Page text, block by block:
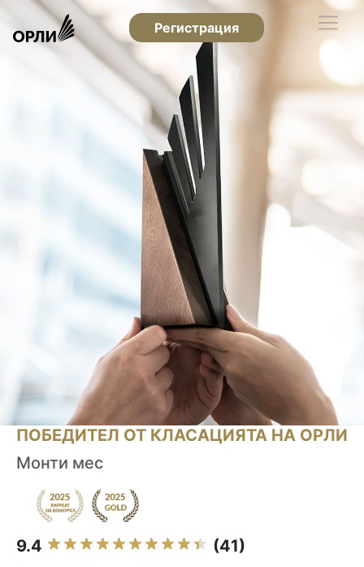
Регистрация
ПОБЕДИТЕЛ ОТ КЛАСАЦИЯТА НА ОРЛИ
Монти мес
9.4 (41)